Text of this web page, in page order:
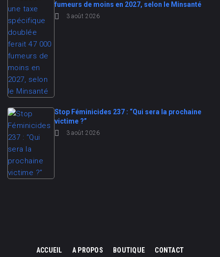
fumeurs de moins en 2027, selon le Minsanté
3 août 2026
Stop Féminicides 237 : “Qui sera la prochaine
victime ?”
3 août 2026
ACCUEIL A PROPOS BOUTIQUE CONTACT